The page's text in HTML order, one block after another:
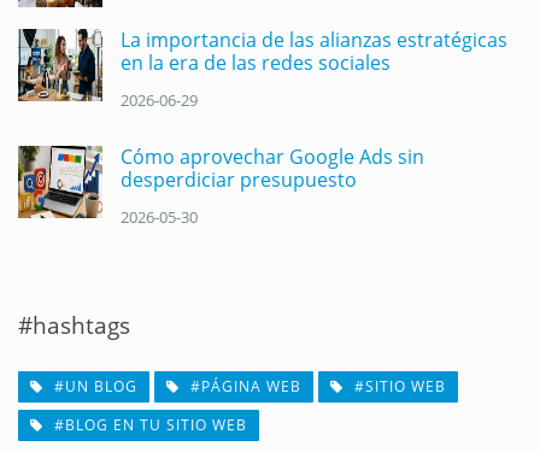
La importancia de las alianzas estratégicas
en la era de las redes sociales
2026-06-29
Cómo aprovechar Google Ads sin
desperdiciar presupuesto
2026-05-30
#hashtags
#UN BLOG #PÁGINA WEB
#SITIO WEB
#BLOG EN TU SITIO WEB